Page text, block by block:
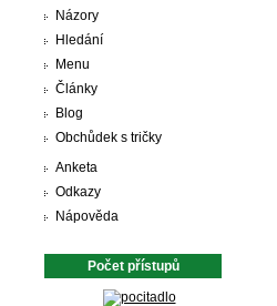
Názory
Hledání
Menu
Články
Blog
Obchůdek s tričky
Anketa
Odkazy
Nápověda
Počet přístupů